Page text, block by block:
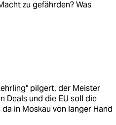
zu gefährden? Was
pilgert, der Meister
Deals und die EU soll die
in Moskau von langer Hand